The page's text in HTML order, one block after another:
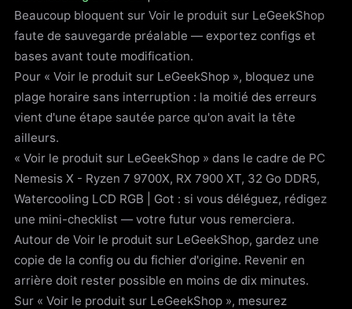
Beaucoup bloquent sur Voir le produit sur LeGeekShop
faute de sauvegarde préalable — exportez configs et
bases avant toute modification.
Pour « Voir le produit sur LeGeekShop », bloquez une
plage horaire sans interruption : la moitié des erreurs
vient d'une étape sautée parce qu'on avait la tête
ailleurs.
« Voir le produit sur LeGeekShop » dans le cadre de PC
Nemesis X - Ryzen 7 9700X, RX 7900 XT, 32 Go DDR5,
Watercooling LCD RGB | Got : si vous déléguez, rédigez
une mini-checklist — votre futur vous remerciera.
Autour de Voir le produit sur LeGeekShop, gardez une
copie de la config ou du fichier d'origine. Revenir en
arrière doit rester possible en moins de dix minutes.
Sur « Voir le produit sur LeGeekShop », mesurez